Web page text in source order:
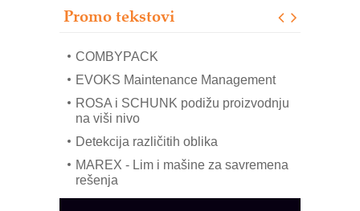
Promo tekstovi
mrežnog pretvarača sa tečnim
COMBYPACK
EVOKS Maintenance Management
ROSA i SCHUNK podižu proizvodnju
na viši nivo
Detekcija različitih oblika
MAREX - Lim i mašine za savremena
rešenja